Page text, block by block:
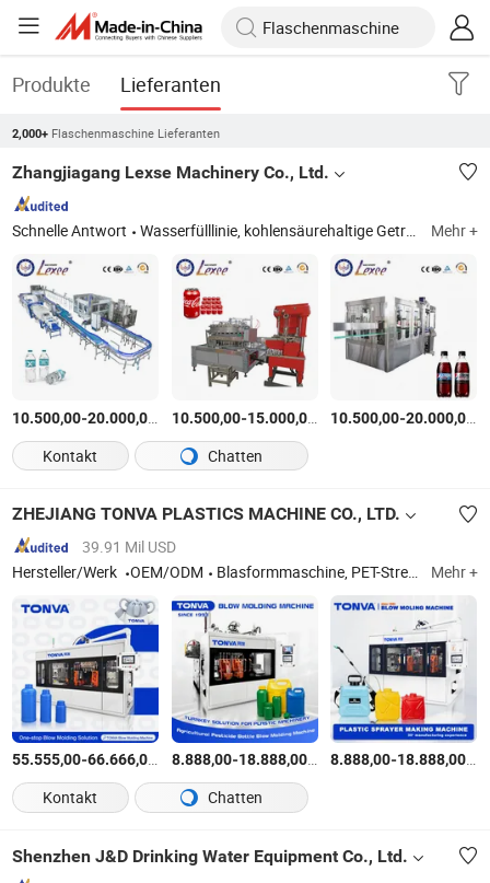
Produkte Lieferanten
2,000+ Flaschenmaschine Lieferanten
Zhangjiagang Lexse Machinery Co., Ltd.
Schnelle Antwort Wasserfülllinie, kohlensäurehaltige Getränkefülllinie, Saftfülllinie, 3-10L Wasserfülllinie, 5gallon Fülllinie, Dosenfülllinie, Bierfülllinie, Ölfüllmaschine Mehr +
10.500,00-20.000,00 $ /set
10.500,00-15.000,00 $ /set
10.500,00-20.000,00 $
Kontakt
Chatten
ZHEJIANG TONVA PLASTICS MACHINE CO., LTD.
39.91 Mil USD
Hersteller/Werk
OEM/ODM Blasformmaschine, PET-Streckblasformmaschine, Maschinen zur Formung von Kunststoffflaschen, Kunststoffformen, Extrusionsblasformmaschine, Blasformmaschine, Maschinen zur Herstellung von Kunststoffbehältern Mehr +
55.555,00-66.666,00 $ /Satz
8.888,00-18.888,00$ /Stück
8.888,00-18.888,00$
Kontakt
Chatten
Shenzhen J&D Drinking Water Equipment Co., Ltd.